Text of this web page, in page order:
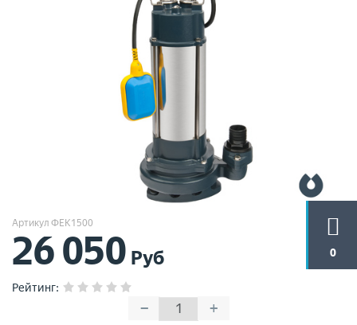
0
Артикул ФЕК1500
26 050 Руб
Рейтинг:
− +